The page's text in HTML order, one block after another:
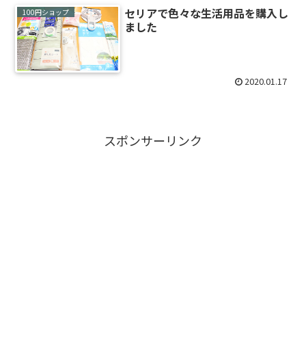
100円ショップ
セリアで色々な生活用品を購入し
ました
2020.01.17
スポンサーリンク